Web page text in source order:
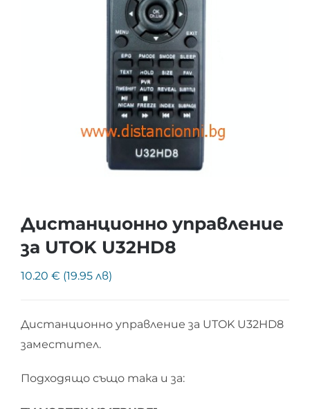
Дистанционно управление
за UTOK U32HD8
10.20 € (19.95 лв)
Дистанционно управление за UTOK U32HD8
заместител.
Подходящо също така и за: